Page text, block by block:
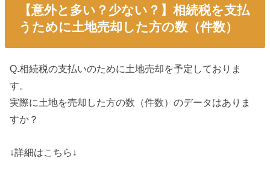
【意外と多い？少ない？】相続税を支払
うために土地売却した方の数（件数）
Q.相続税の支払いのために土地売却を予定しておりま
す。
実際に土地を売却した方の数（件数）のデータはありま
すか？
↓詳細はこちら↓